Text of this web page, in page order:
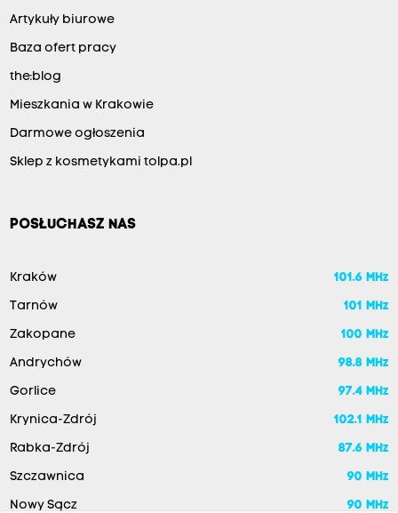
Artykuły biurowe
Baza ofert pracy
the:blog
Mieszkania w Krakowie
Darmowe ogłoszenia
Sklep z kosmetykami tolpa.pl
POSŁUCHASZ NAS
Kraków 101.6 MHz
Tarnów 101 MHz
Zakopane 100 MHz
Andrychów 98.8 MHz
Gorlice 97.4 MHz
Krynica-Zdrój 102.1 MHz
Rabka-Zdrój 87.6 MHz
Szczawnica 90 MHz
Nowy Sącz 90 MHz